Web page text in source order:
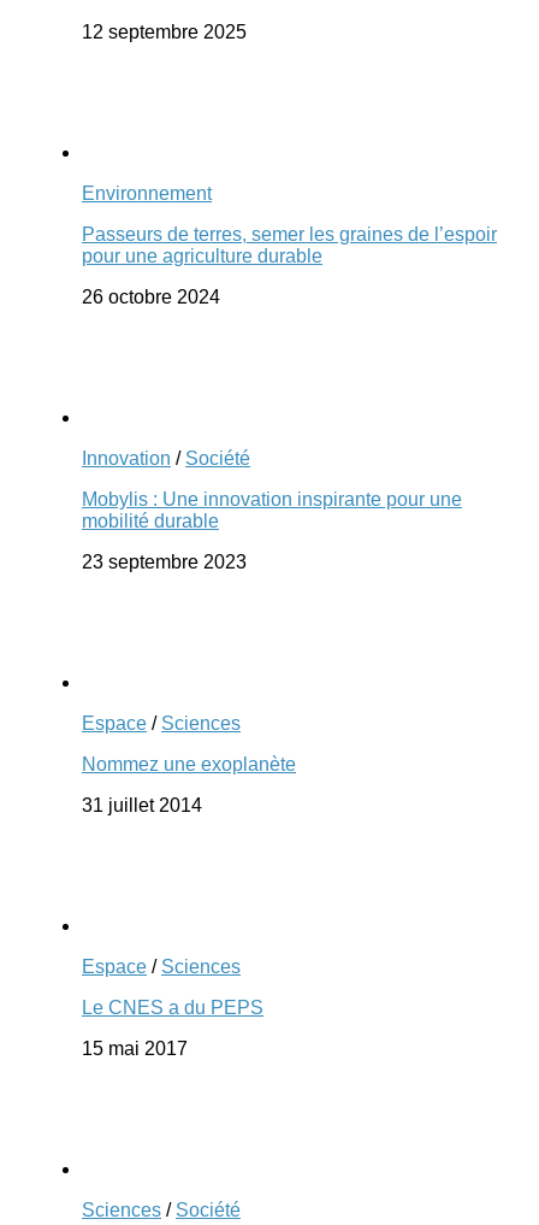
12 septembre 2025
Environnement
Passeurs de terres, semer les graines de l’espoir
pour une agriculture durable
26 octobre 2024
Innovation / Société
Mobylis : Une innovation inspirante pour une
mobilité durable
23 septembre 2023
Espace / Sciences
Nommez une exoplanète
31 juillet 2014
Espace / Sciences
Le CNES a du PEPS
15 mai 2017
Sciences / Société